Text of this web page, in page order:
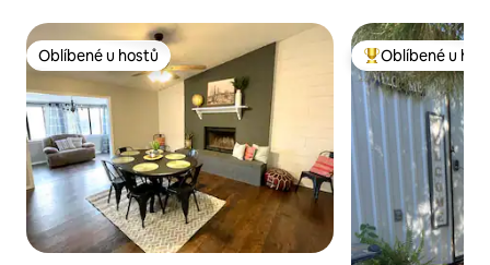
Oblíbené u hostů
Oblíbené u hostů Nejlepší v
Oblíbené u